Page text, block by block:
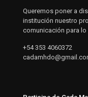
Queremos poner a
institución nuestro
comunicación para lo
+54 353 4060372